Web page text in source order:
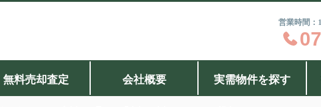
営業時間
無料売却査定 会社概要 実需物件を探す